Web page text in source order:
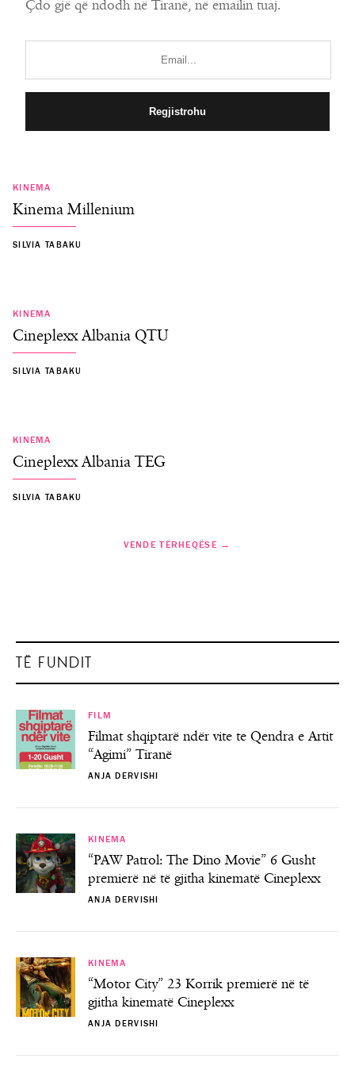
Çdo gjë që ndodh në Tiranë, në emailin tuaj.
KINEMA
Kinema Millenium
SILVIA TABAKU
KINEMA
Cineplexx Albania QTU
SILVIA TABAKU
KINEMA
Cineplexx Albania TEG
SILVIA TABAKU
VENDE TËRHEQËSE →
TË FUNDIT
FILM
Filmat shqiptarë ndër vite te Qendra e Artit
“Agimi” Tiranë
ANJA DERVISHI
KINEMA
“PAW Patrol: The Dino Movie” 6 Gusht
premierë në të gjitha kinematë Cineplexx
ANJA DERVISHI
KINEMA
“Motor City” 23 Korrik premierë në të
gjitha kinematë Cineplexx
ANJA DERVISHI